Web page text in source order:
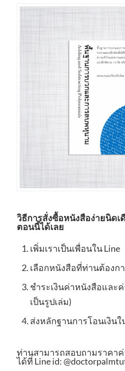
วิธีการสั่งซื้อหนังสือง่ายนิด
ตอนนี้ได้เลย
เพิ่มเราเป็นเพื่อนใน Line
เลือกหนังสือที่ท่านต้องก
ชำระเงินค่าหนังสือและ
เป็นรูปเล่ม)
ส่งหลักฐานการโอนเงินใ
ท่านสามารถสอบถามราคา
ได้ที่ Line id: